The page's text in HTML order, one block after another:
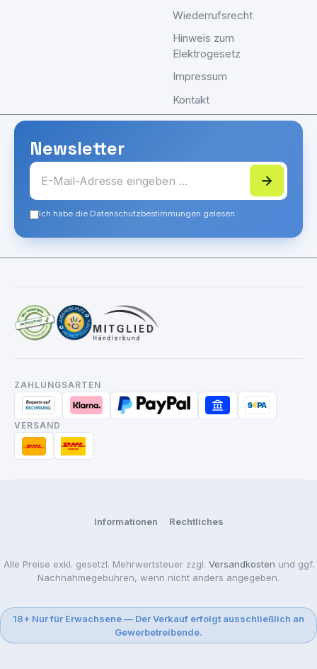
Wiederrufsrecht
Hinweis zum
Elektrogesetz
Impressum
Kontakt
Newsletter
Ich habe die Datenschutzbestimmungen gelesen.
ZAHLUNGSARTEN
VERSAND
Informationen Rechtliches
Alle Preise exkl. gesetzl. Mehrwertsteuer zzgl. Versandkosten und ggf.
Nachnahmegebühren, wenn nicht anders angegeben.
18+ Nur für Erwachsene — Der Verkauf erfolgt ausschließlich an
Gewerbetreibende.